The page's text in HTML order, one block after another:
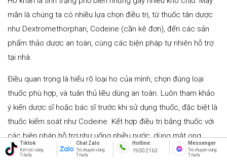
mắn là chúng ta có nhiều lựa chọn điều trị, từ thuốc tân dược
như Dextromethorphan, Codeine (cần kê đơn), đến các sản
phẩm thảo dược an toàn, cùng các biện pháp tự nhiên hỗ trợ
tại nhà.
Điều quan trọng là hiểu rõ loại ho của mình, chọn đúng loại
thuốc phù hợp, và tuân thủ liều dùng an toàn. Luôn tham khảo
ý kiến dược sĩ hoặc bác sĩ trước khi sử dụng thuốc, đặc biệt là
thuốc kiểm soát như Codeine. Kết hợp điều trị bằng thuốc với
các biện pháp hỗ trợ như uống nhiều nước, dùng mật ong,
tránh yếu tố kích thích sẽ giúp bạn nhanh chóng khỏi ho và trở
Tiktok
Kết nối cùng
Titafa
Chat Zalo
Trò chuyện cùng
Titafa
Hotline
1900 2163
Messenger
Trò chuyện cùng
Titafa